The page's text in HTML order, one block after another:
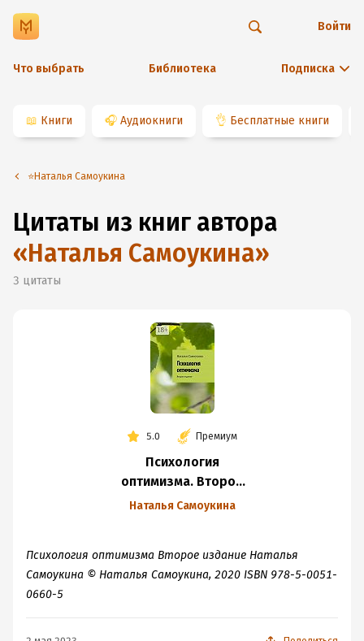
Что выбрать Библиотека Подписка
Войти
📖 Книги 🎧 Аудиокниги 👌 Бесплатные книги
⭐️Наталья Самоукина
Цитаты из книг автора
«Наталья Самоукина»
3 цитаты
5.0 Премиум
Психология
оптимизма. Второе
издание
Наталья Самоукина
Психология оптимизма Второе издание Наталья
Самоукина © Наталья Самоукина, 2020 ISBN 978-5-0051-
0660-5